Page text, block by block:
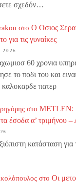
σχεδόν…
στο Ο Οσιος
για τις γυναίκες
2026
60 χρονια
το ποδι του και
καλοκαρδε πατερ
στο METLEN:
έσοδα α’ τριμήνου
κατάσταση για
στο Οι